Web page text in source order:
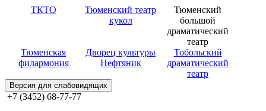
ТКТО
Тюменский театр
кукол
Тюменский
большой
драматический
театр
Тюменская
филармония
Дворец культуры
Нефтяник
Тобольский
драматический
театр
Версия для слабовидящих
+7 (3452) 68-77-77